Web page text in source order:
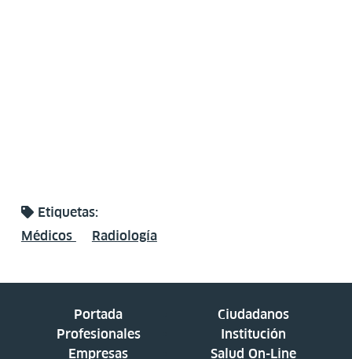
Etiquetas:
Médicos
Radiología
Portada
Ciudadanos
Profesionales
Institución
Empresas
Salud On-Line